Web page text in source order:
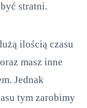
stratni.
ilością czasu
masz inne
Jednak
tym zarobimy